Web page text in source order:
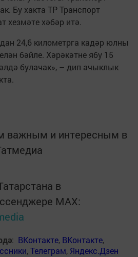
Бу хакта ТР Транспорт
хезмәте хәбәр итә.
24,6 километрга кадәр юлны
бәйле. Хәрәкәтне ябу 15
булачак», – дип ачыклык
важным и интересным в
в
MАХ:
: ВКонтакте, ВКонтакте,
,Телеграм, Яндекс.Дзен